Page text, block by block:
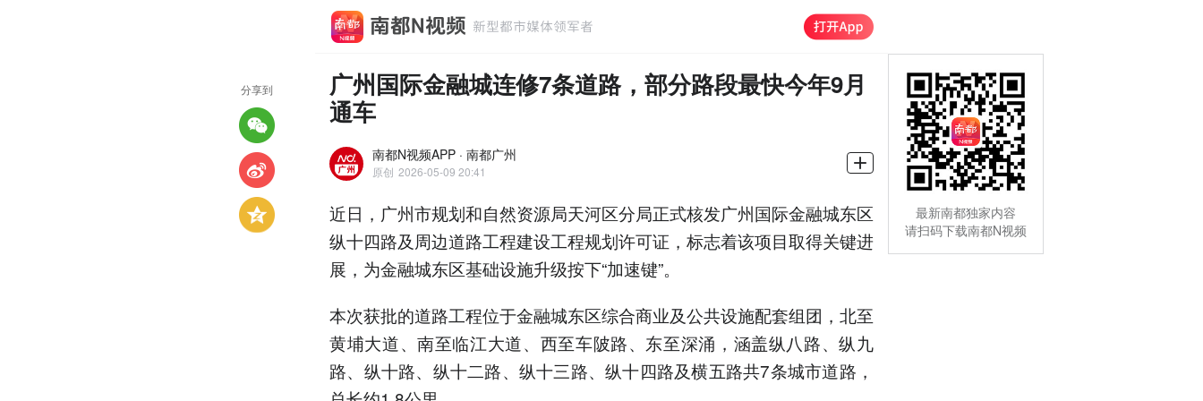
广州国际金融城连修7条道路，部分路段最快今年9月
通车
南都N视频APP · 南都广州
原创 2026-05-09 20:41
近日，广州市规划和自然资源局天河区分局正式核发广州国际金融城东区
纵十四路及周边道路工程建设工程规划许可证，标志着该项目取得关键进
展，为金融城东区基础设施升级按下“加速键”。
本次获批的道路工程位于金融城东区综合商业及公共设施配套组团，北至
黄埔大道、南至临江大道、西至车陂路、东至深涌，涵盖纵八路、纵九
路、纵十路、纵十二路、纵十三路、纵十四路及横五路共7条城市道路，
分享到
最新南都独家内容
请扫码下载南都N视频